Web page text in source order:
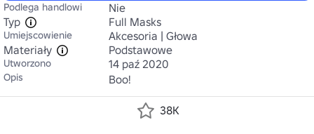
Podlega handlowi
Nie
Typ
Full Masks
Umiejscowienie
Akcesoria | Głowa
Materiały
Podstawowe
Utworzono 14 paź 2020
Opis Boo!
38K